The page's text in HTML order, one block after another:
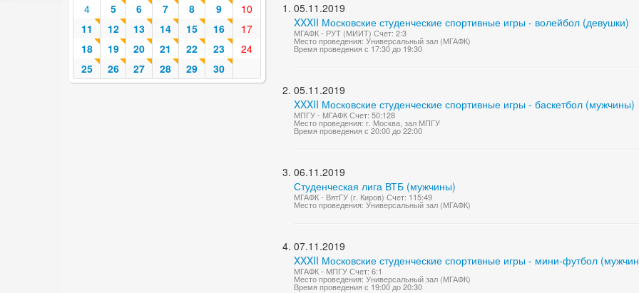
4
5 6 7 8 9
10
11
12 13 14 15 16
17
18
19 20 21 22 23
24
25
26 27 28 29 30
05.11.2019
XXXII Московские студенческие спортивные игры - волейбол (девушки)
МГАФК - РУТ (МИИТ) Счет: 2:3
Место проведения: Универсальный зал (МГАФК)
Время проведения с 17:30 до 19:30
05.11.2019
XXXII Московские студенческие спортивные игры - баскетбол (мужчины)
МПГУ - МГАФК Счет: 50:128
Место проведения: г. Москва, зал МПГУ
Время проведения с 20:00 до 22:00
06.11.2019
Студенческая лига ВТБ (мужчины)
МГАФК - ВятГУ (г. Киров) Счет: 115:49
Место проведения: Универсальный зал (МГАФК)
07.11.2019
XXXII Московские студенческие спортивные игры - мини-футбол
МГАФК - МПГУ Счет: 6:1
Место проведения: Универсальный зал (МГАФК)
Время проведения с 19:00 до 20:30